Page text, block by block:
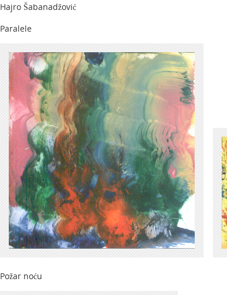
Hajro Šabanadžović
Paralele
Požar noću